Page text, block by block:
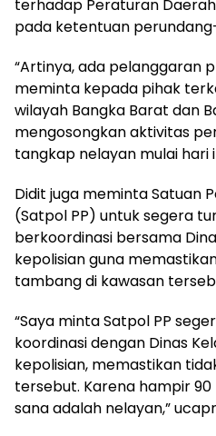
terhadap Peraturan
pada ketentuan
“Artinya, ada pelanggaran
meminta kepada pihak
wilayah Bangka Barat dan
mengosongkan aktivitas
tangkap nelayan mulai hari
Didit juga meminta Satuan
(Satpol PP) untuk segera
berkoordinasi bersama
kepolisian guna
tambang di kawasan
“Saya minta Satpol PP
koordinasi dengan Dinas
kepolisian, memastikan
tersebut. Karena hampir
sana adalah nelayan,”